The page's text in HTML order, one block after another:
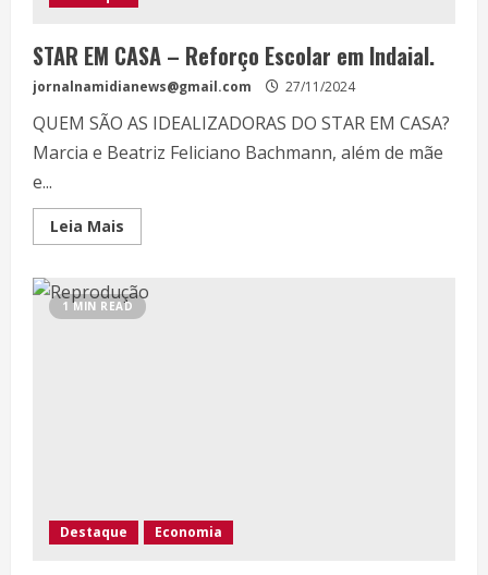
STAR EM CASA – Reforço Escolar em Indaial.
jornalnamidianews@gmail.com 27/11/2024
QUEM SÃO AS IDEALIZADORAS DO STAR EM CASA?
Marcia e Beatriz Feliciano Bachmann, além de mãe
e...
Leia Mais
1 MIN READ
Destaque Economia